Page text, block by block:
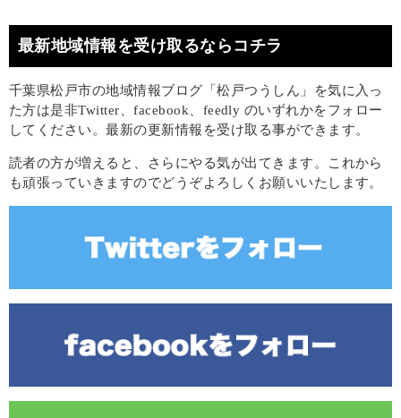
最新地域情報を受け取るならコチラ
千葉県松戸市の地域情報ブログ「松戸つうしん」を気に入っ
た方は是非Twitter、facebook、feedly のいずれかをフォロー
してください。最新の更新情報を受け取る事ができます。
読者の方が増えると、さらにやる気が出てきます。これから
も頑張っていきますのでどうぞよろしくお願いいたします。